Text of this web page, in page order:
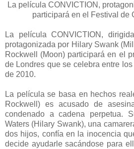
La película CONVICTION,
participará en el Festival de
La película CONVICTION,
protagonizada por Hilary Swank
Rockwell (Moon) participará en el
de Londres que se celebra entre
de 2010.
La película se basa en hechos
Rockwell) es acusado de
condenado a cadena perpetua.
Waters (Hilary Swank), una
dos hijos, confía en la inocencia
decide ayudarle sacándose para